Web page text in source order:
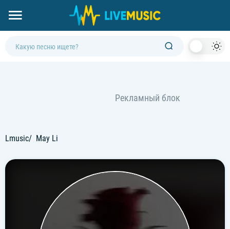
Lmusic May Li